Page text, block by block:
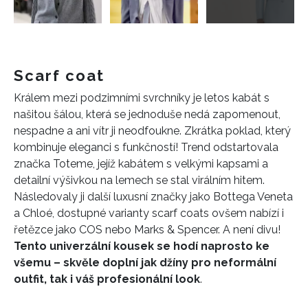
Scarf coat
Králem mezi podzimními svrchníky je letos kabát s
našitou šálou, která se jednoduše nedá zapomenout,
nespadne a ani vítr ji neodfoukne. Zkrátka poklad, který
kombinuje eleganci s funkčností! Trend odstartovala
značka Toteme, jejíž kabátem s velkými kapsami a
detailní výšivkou na lemech se stal virálním hitem.
Následovaly ji další luxusní značky jako Bottega Veneta
a Chloé, dostupné varianty scarf coats ovšem nabízí i
řetězce jako COS nebo Marks & Spencer. A není divu!
Tento univerzální kousek se hodí naprosto ke
všemu – skvěle doplní jak džíny pro neformální
outfit, tak i váš profesionální look.